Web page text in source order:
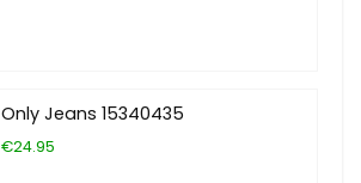
Only Jeans 15340435
€24.95